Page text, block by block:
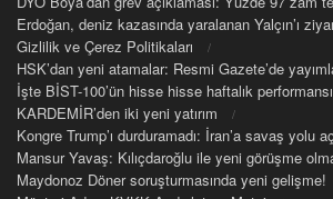
Erdoğan, deniz kazasında yaralanan Yalçın’ı
Gizlilik ve Çerez Politikaları
HSK’dan yeni atamalar: Resmi Gazete’de
İşte BİST-100’ün hisse hisse haftalık performansı
KARDEMİR’den iki yeni yatırım
Kongre Trump’ı durduramadı: İran’a savaş yolu
Mansur Yavaş: Kılıçdaroğlu ile yeni görüşme
Maydonoz Döner soruşturmasında yeni gelişme!